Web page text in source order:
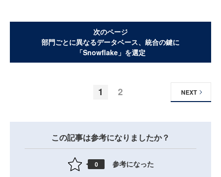
次のページ
部門ごとに異なるデータベース、統合の鍵に
「Snowflake」を選定
1 2 NEXT
この記事は参考になりましたか？
0 参考になった